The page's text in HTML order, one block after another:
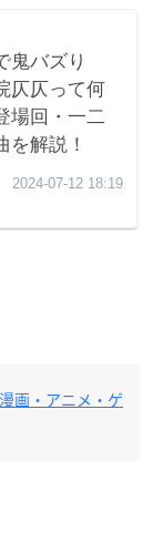
画・アニメ・ゲ